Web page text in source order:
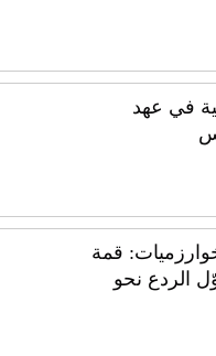
في عهد
قمة
الردع نحو